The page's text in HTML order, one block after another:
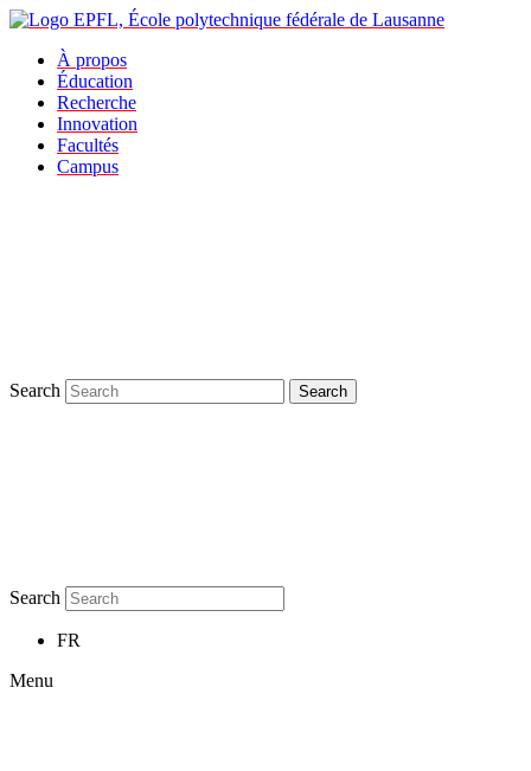
À propos
Éducation
Recherche
Innovation
Facultés
Campus
Search Search
Search
FR
Menu